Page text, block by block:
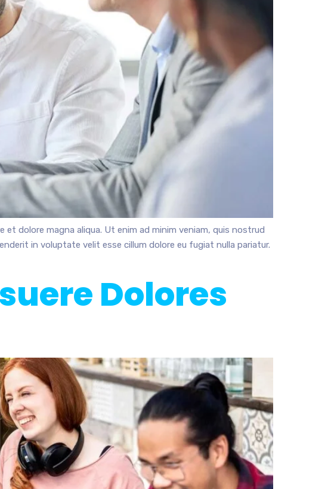
dolore magna aliqua. Ut enim ad minim veniam, quis nostrud
in voluptate velit esse cillum dolore eu fugiat nulla pariatur.
Dolores